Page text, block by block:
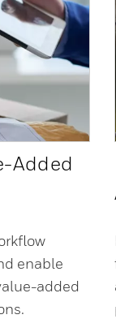
Added
enable
added